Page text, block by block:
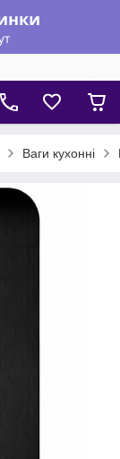
Ваги кухонні